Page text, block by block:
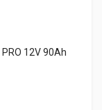
12V 90Ah